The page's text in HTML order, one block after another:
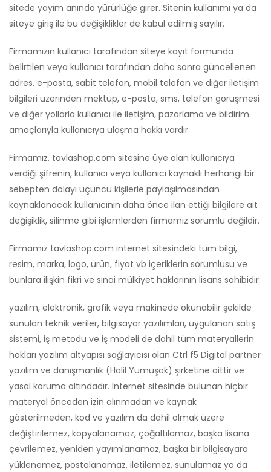
sitede yayım anında yürürlüğe girer. Sitenin kullanımı ya da
siteye giriş ile bu değişiklikler de kabul edilmiş sayılır.
Firmamızın kullanıcı tarafından siteye kayıt formunda
belirtilen veya kullanıcı tarafından daha sonra güncellenen
adres, e-posta, sabit telefon, mobil telefon ve diğer iletişim
bilgileri üzerinden mektup, e-posta, sms, telefon görüşmesi
ve diğer yollarla kullanıcı ile iletişim, pazarlama ve bildirim
amaçlarıyla kullanıcıya ulaşma hakkı vardır.
Firmamız, tavlashop.com sitesine üye olan kullanıcıya
verdiği şifrenin, kullanıcı veya kullanıcı kaynaklı herhangi bir
sebepten dolayı üçüncü kişilerle paylaşılmasından
kaynaklanacak kullanıcının daha önce ilan ettiği bilgilere ait
değişiklik, silinme gibi işlemlerden firmamız sorumlu değildir.
Firmamız tavlashop.com internet sitesindeki tüm bilgi,
resim, marka, logo, ürün, fiyat vb içeriklerin sorumlusu ve
bunlara ilişkin fikri ve sınai mülkiyet haklarının lisans sahibidir.
yazılım, elektronik, grafik veya makinede okunabilir şekilde
sunulan teknik veriler, bilgisayar yazılımları, uygulanan satış
sistemi, iş metodu ve iş modeli de dahil tüm materyallerin
hakları yazılım altyapısı sağlayıcısı olan Ctrl f5 Digital partner
yazılım ve danışmanlık (Halil Yumuşak) şirketine aittir ve
yasal koruma altındadır. Internet sitesinde bulunan hiçbir
materyal önceden izin alınmadan ve kaynak
gösterilmeden, kod ve yazılım da dahil olmak üzere
değiştirilemez, kopyalanamaz, çoğaltılamaz, başka lisana
çevrilemez, yeniden yayımlanamaz, başka bir bilgisayara
yüklenemez, postalanamaz, iletilemez, sunulamaz ya da